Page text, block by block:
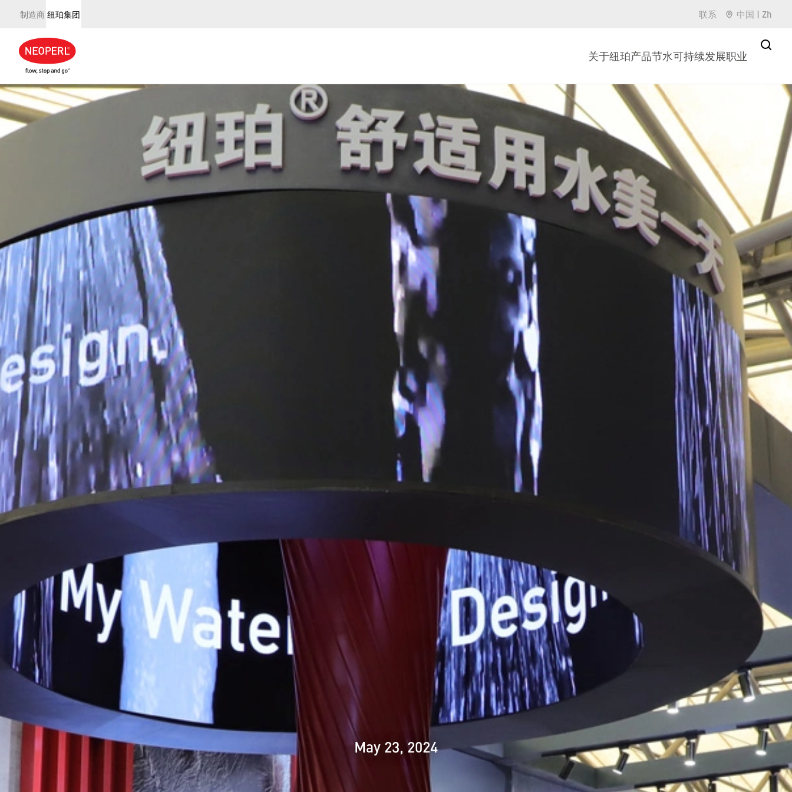
制造商 纽珀集团 联系 中国 | Zh
关于纽珀产品节水可持续发展职业
May 23, 2024